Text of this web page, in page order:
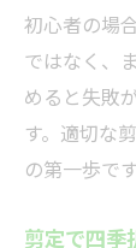
初心者の場
ではなく、
めると失敗
す。適切な
の第一歩です
剪定で四季